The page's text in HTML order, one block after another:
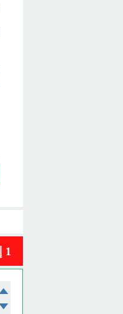
1